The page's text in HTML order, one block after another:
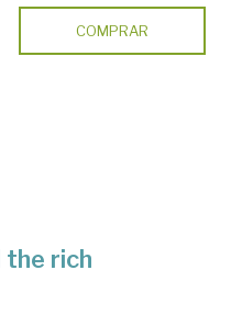
COMPRAR
rich